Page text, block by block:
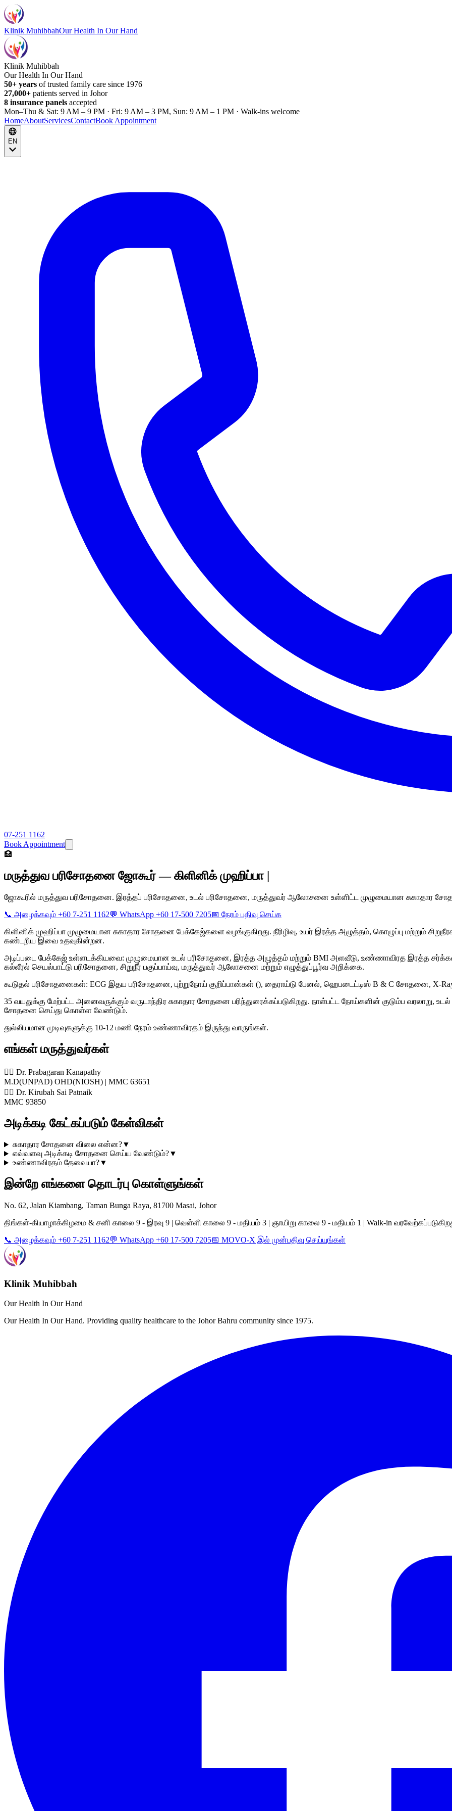
Klinik MuhibbahOur Health In Our Hand
Klinik Muhibbah
Our Health In Our Hand
50+ years of trusted family care since 1976
27,000+ patients served in Johor
8 insurance panels accepted
Mon–Thu & Sat: 9 AM – 9 PM · Fri: 9 AM – 3 PM, Sun: 9 AM – 1 PM · Walk-ins welcome
HomeAboutServicesContactBook Appointment
EN
07-251 1162
Book Appointment
🏥
மருத்துவ பரிசோதனை ஜோகூர் — கிளினிக் முஹிப்பா |
ஜோகூரில் மருத்துவ பரிசோதனை. இரத்தப் பரிசோதனை, உடல் பரிசோதனை, மருத்துவர் ஆலோசனை உள்ளிட்ட முழுமையான சுகாதார
📞 அழைக்கவும் +60 7-251 1162💬 WhatsApp +60 17-500 7205📅 நேரம் பதிவு செய்க
கிளினிக் முஹிப்பா முழுமையான சுகாதார சோதனை பேக்கேஜ்களை வழங்குகிறது. நீரிழிவு, உயர் இரத்த அழுத்தம், கொழுப்பு மற்றும்
கண்டறிய இவை உதவுகின்றன.
அடிப்படை பேக்கேஜ் உள்ளடக்கியவை: முழுமையான உடல் பரிசோதனை, இரத்த அழுத்தம் மற்றும் BMI அளவீடு, உண்ணாவிரத இரத்த
கல்லீரல் செயல்பாட்டு பரிசோதனை, சிறுநீர் பகுப்பாய்வு, மருத்துவர் ஆலோசனை மற்றும் எழுத்துப்பூர்வ அறிக்கை.
கூடுதல் பரிசோதனைகள்: ECG இதய பரிசோதனை, புற்றுநோய் குறிப்பான்கள் (), தைராய்டு பேனல், ஹெபடைட்டிஸ் B & C சோதனை, X-
35 வயதுக்கு மேற்பட்ட அனைவருக்கும் வருடாந்திர சுகாதார சோதனை பரிந்துரைக்கப்படுகிறது. நாள்பட்ட நோய்களின் குடும்ப வரலாறு,
சோதனை செய்து கொள்ள வேண்டும்.
துல்லியமான முடிவுகளுக்கு 10-12 மணி நேரம் உண்ணாவிரதம் இருந்து வாருங்கள்.
எங்கள் மருத்துவர்கள்
👨‍⚕️ Dr. Prabagaran Kanapathy
M.D(UNPAD) OHD(NIOSH) | MMC 63651
👨‍⚕️ Dr. Kirubah Sai Patnaik
MMC 93850
அடிக்கடி கேட்கப்படும் கேள்விகள்
சுகாதார சோதனை விலை என்ன?▼
எவ்வளவு அடிக்கடி சோதனை செய்ய வேண்டும்?▼
உண்ணாவிரதம் தேவையா?▼
இன்றே எங்களை தொடர்பு கொள்ளுங்கள்
No. 62, Jalan Kiambang, Taman Bunga Raya, 81700 Masai, Johor
திங்கள்-கியாழாக்கிழமை & சனி காலை 9 - இரவு 9 | வெள்ளி காலை 9 - மதியம் 3 | ஞாயிறு காலை 9 - மதியம் 1 | Walk-in
📞 அழைக்கவும் +60 7-251 1162💬 WhatsApp +60 17-500 7205📅 MOVO-X இல் முன்பதிவு செய்யுங்கள்
Klinik Muhibbah
Our Health In Our Hand
Our Health In Our Hand. Providing quality healthcare to the Johor Bahru community since 1975.